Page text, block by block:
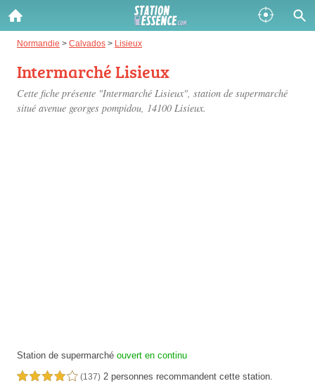
Normandie > Calvados > Lisieux
Intermarché Lisieux
Cette fiche présente "Intermarché Lisieux", station de supermarché
situé avenue georges pompidou, 14100 Lisieux.
Station de supermarché ouvert en continu
4,0 étoiles sur 5 (137) 2 personnes recommandent cette station.
Gazole :
Disponible
SP 98 :